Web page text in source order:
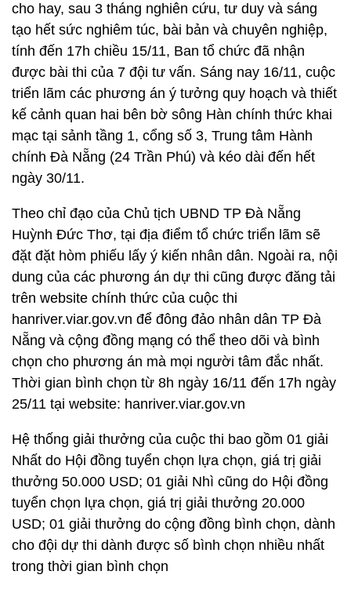
cho hay, sau 3 tháng nghiên cứu, tư duy và sáng
tạo hết sức nghiêm túc, bài bản và chuyên nghiệp,
tính đến 17h chiều 15/11, Ban tổ chức đã nhận
được bài thi của 7 đội tư vấn. Sáng nay 16/11, cuộc
triển lãm các phương án ý tưởng quy hoạch và thiết
kế cảnh quan hai bên bờ sông Hàn chính thức khai
mạc tại sảnh tầng 1, cổng số 3, Trung tâm Hành
chính Đà Nẵng (24 Trần Phú) và kéo dài đến hết
ngày 30/11.
Theo chỉ đạo của Chủ tịch UBND TP Đà Nẵng
Huỳnh Đức Thơ, tại địa điểm tổ chức triển lãm sẽ
đặt đặt hòm phiếu lấy ý kiến nhân dân. Ngoài ra, nội
dung của các phương án dự thi cũng được đăng tải
trên website chính thức của cuộc thi
hanriver.viar.gov.vn để đông đảo nhân dân TP Đà
Nẵng và cộng đồng mạng có thể theo dõi và bình
chọn cho phương án mà mọi người tâm đắc nhất.
Thời gian bình chọn từ 8h ngày 16/11 đến 17h ngày
25/11 tại website: hanriver.viar.gov.vn
Hệ thống giải thưởng của cuộc thi bao gồm 01 giải
Nhất do Hội đồng tuyển chọn lựa chọn, giá trị giải
thưởng 50.000 USD; 01 giải Nhì cũng do Hội đồng
tuyển chọn lựa chọn, giá trị giải thưởng 20.000
USD; 01 giải thưởng do cộng đồng bình chọn, dành
cho đội dự thi dành được số bình chọn nhiều nhất
trong thời gian bình chọn